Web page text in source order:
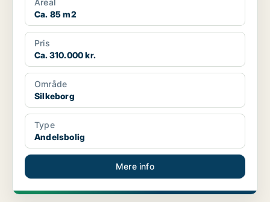
Areal
Ca. 85 m2
Pris
Ca. 310.000 kr.
Område
Silkeborg
Type
Andelsbolig
Mere info